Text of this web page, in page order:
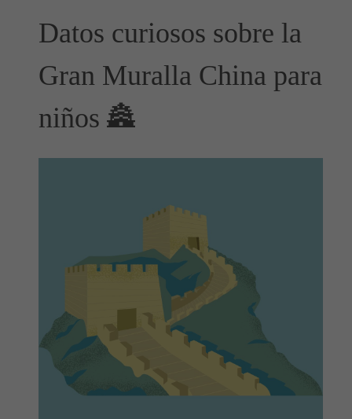
Datos curiosos sobre la
Gran Muralla China para
niños 🏯